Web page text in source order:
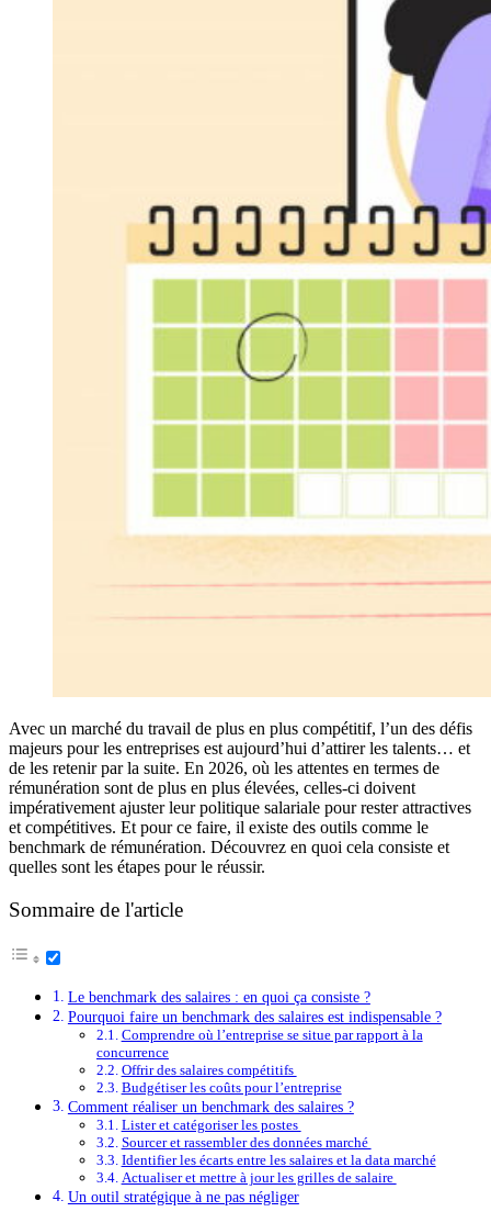
Avec un marché du travail de plus en plus compétitif, l’un des défis
majeurs pour les entreprises est aujourd’hui d’attirer les talents… et
de les retenir par la suite. En 2026, où les attentes en termes de
rémunération sont de plus en plus élevées, celles-ci doivent
impérativement ajuster leur politique salariale pour rester attractives
et compétitives. Et pour ce faire, il existe des outils comme le
benchmark de rémunération. Découvrez en quoi cela consiste et
quelles sont les étapes pour le réussir.
Sommaire de l'article
Le benchmark des salaires : en quoi ça consiste ?
Pourquoi faire un benchmark des salaires est indispensable ?
Comprendre où l’entreprise se situe par rapport à la
concurrence
Offrir des salaires compétitifs
Budgétiser les coûts pour l’entreprise
Comment réaliser un benchmark des salaires ?
Lister et catégoriser les postes
Sourcer et rassembler des données marché
Identifier les écarts entre les salaires et la data marché
Actualiser et mettre à jour les grilles de salaire
Un outil stratégique à ne pas négliger